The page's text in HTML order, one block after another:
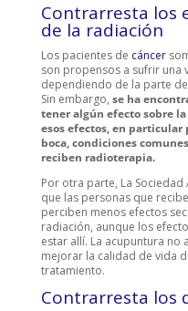
Contrarresta los
de la radiación
Los pacientes de cáncer
son propensos a sufrir una
dependiendo de la parte
Sin embargo, se ha
tener algún efecto sobre
esos efectos, en particular
boca, condiciones
reciben radioterapia.
Por otra parte, La
que las personas que
perciben menos efectos
radiación, aunque los
estar allí. La acupuntura no
mejorar la calidad de vida
tratamiento.
Contrarresta los